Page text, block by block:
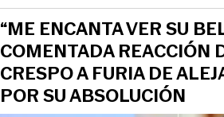
“ME ENCANTA VER SU
COMENTADA REACCIÓN
CRESPO A FURIA DE
POR SU ABSOLUCIÓN